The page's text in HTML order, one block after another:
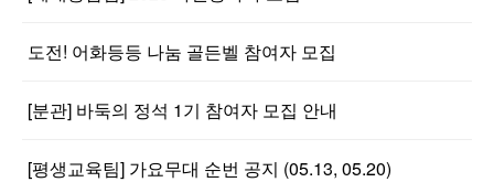
도전! 어화등등 나눔 골든벨 참여자 모집
[분관] 바둑의 정석 1기 참여자 모집 안내
[평생교육팀] 가요무대 순번 공지 (05.13, 05.20)